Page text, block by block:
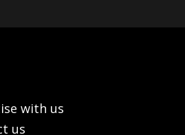
with us
us